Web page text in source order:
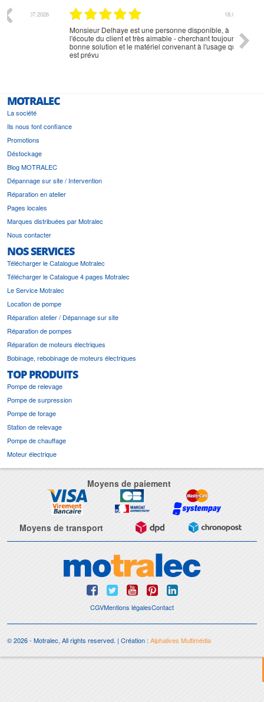
Monsieur Delhaye est une personne disponible, à
l'écoute du client et très aimable - cherchant toujours la
bonne solution et le matériel convenant à l'usage qui en
MOTRALEC
La société
Ils nous font confiance
Promotions
Déstockage
Blog MOTRALEC
Dépannage sur site / Intervention
Réparation en atelier
Pages locales
Marques distribuées par Motralec
Nous contacter
NOS SERVICES
Télécharger le Catalogue Motralec
Télécharger le Catalogue 4 pages Motralec
Le Service Motralec
Location de pompe
Réparation atelier / Dépannage sur site
Réparation de pompes
Réparation de moteurs électriques
Bobinage, rebobinage de moteurs électriques
TOP PRODUITS
Pompe de relevage
Pompe de surpression
Pompe de forage
Station de relevage
Pompe de chauffage
Moteur électrique
Moyens de paiement
Moyens de transport
CGVMentions légalesContact
© 2026 - Motralec, All rights reserved. | Création :Alphalives Multimédia